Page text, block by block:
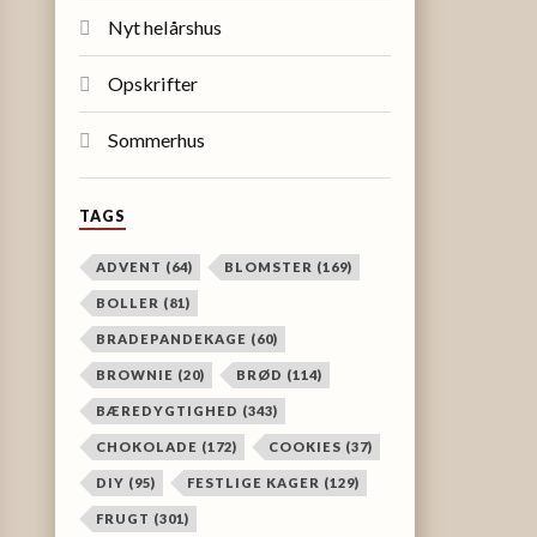
Nyt helårshus
Opskrifter
Sommerhus
TAGS
ADVENT (64) BLOMSTER (169)
BOLLER (81)
BRADEPANDEKAGE (60)
BROWNIE (20) BRØD (114)
BÆREDYGTIGHED (343)
CHOKOLADE (172) COOKIES (37)
DIY (95) FESTLIGE KAGER (129)
FRUGT (301)